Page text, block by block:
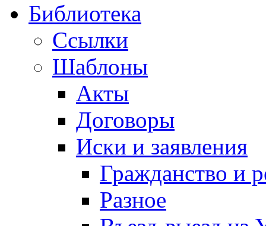
Библиотека
Ссылки
Шаблоны
Акты
Договоры
Иски и заявления
Гражданство и
Разное